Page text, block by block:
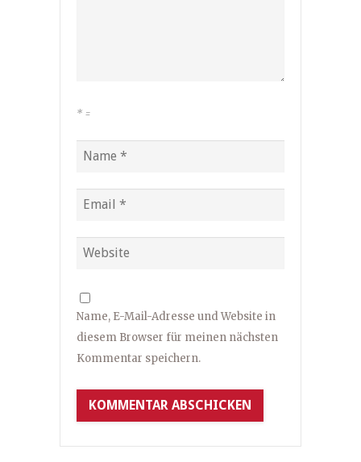
* =
Name, E-Mail-Adresse und Website in
diesem Browser für meinen nächsten
Kommentar speichern.